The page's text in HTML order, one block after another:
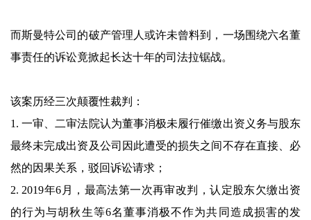
而斯曼特公司的破产管理人或许未曾料到，一场围绕六名董
事责任的诉讼竟掀起长达十年的司法拉锯战。
该案历经三次颠覆性裁判：
1. 一审、二审法院认为董事消极未履行催缴出资义务与股东
最终未完成出资及公司因此遭受的损失之间不存在直接、必
然的因果关系，驳回诉讼请求；
2. 2019年6月，最高法第一次再审改判，认定股东欠缴出资
的行为与胡秋生等6名董事消极不作为共同造成损害的发